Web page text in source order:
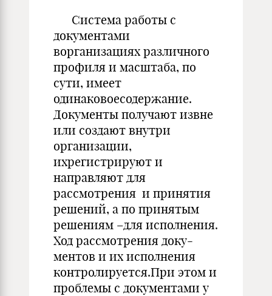
Система работы с
документами
ворганизациях различного
профиля и масштаба, по
сути, имеет
одинаковоесодержание.
Документы получают извне
или создают внутри
организации,
ихрегистрируют и
направляют для
рассмотрения и принятия
решений, а по принятым
решениям –для исполнения.
Ход рассмотрения доку-
ментов и их исполнения
контролируется.При этом и
проблемы с документами у